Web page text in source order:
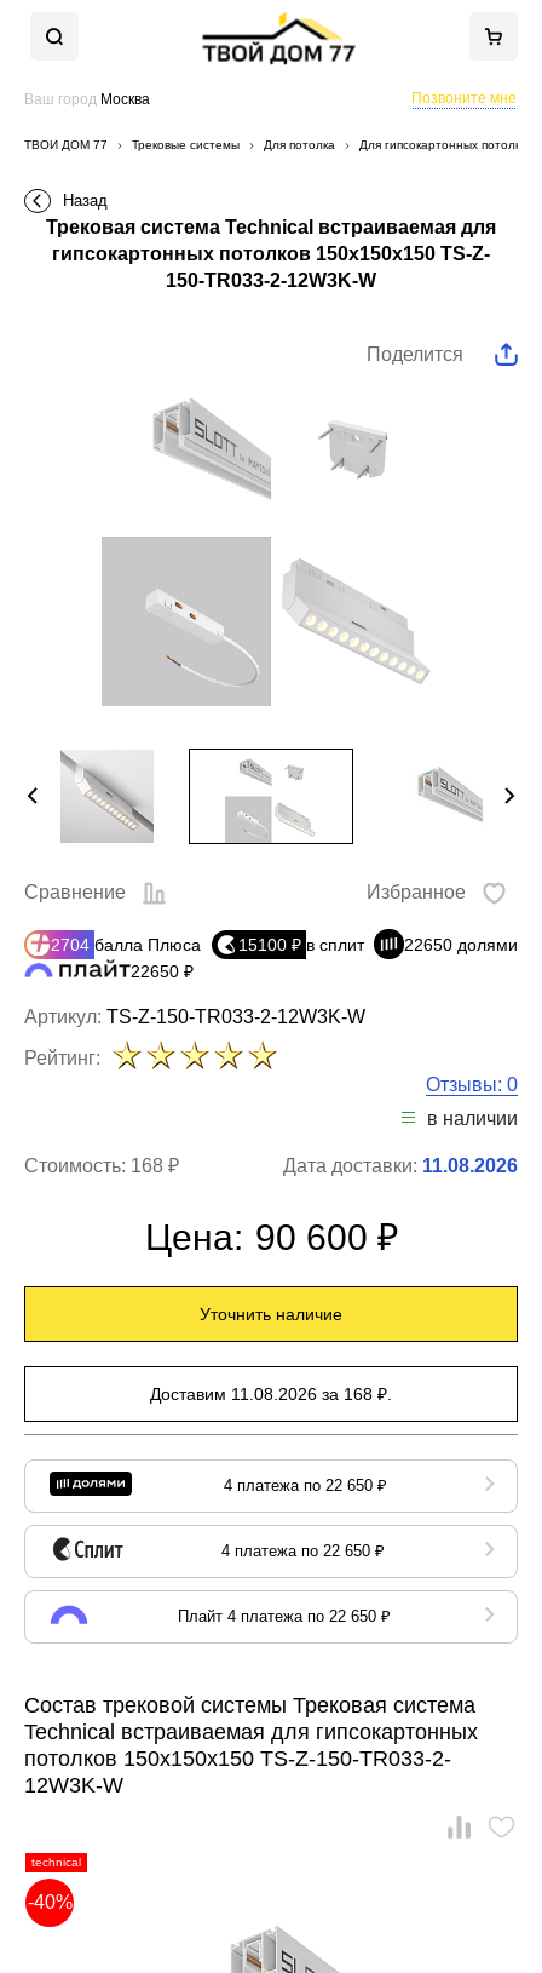
Ваш город Москва Позвоните мне
ТВОЙ ДОМ 77 Трековые системы Для потолка Для гипсокартонных потолков
Назад
Трековая система Technical встраиваемая для
гипсокартонных потолков 150x150x150 TS-Z-
150-TR033-2-12W3K-W
Поделится
Артикул: TS-Z-150-TR033-2-12W3K-W
Сравнение Избранное
2704 балла Плюса 15100 ₽ в сплит
22650 долями
22650 ₽
Рейтинг:
Отзывы: 0
в наличии
Стоимость: 168 ₽ Дата доставки: 11.08.2026
Цена: 90 600 ₽
Уточнить наличие
Доставим 11.08.2026 за 168 ₽.
4 платежа по 22 650 ₽
4 платежа по 22 650 ₽
Плайт 4 платежа по 22 650 ₽
Состав трековой системы Трековая система
Technical встраиваемая для гипсокартонных
потолков 150x150x150 TS-Z-150-TR033-2-
12W3K-W
technical
-40%